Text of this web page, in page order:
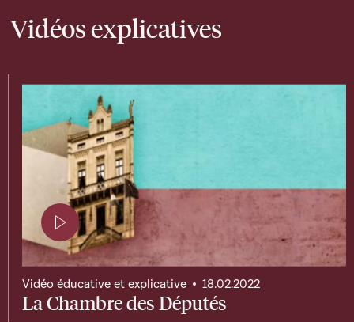
Vidéos explicatives
Page contenant une vidéo
La Chambre des Députés
Vidéo éducative et explicative 18.02.2022